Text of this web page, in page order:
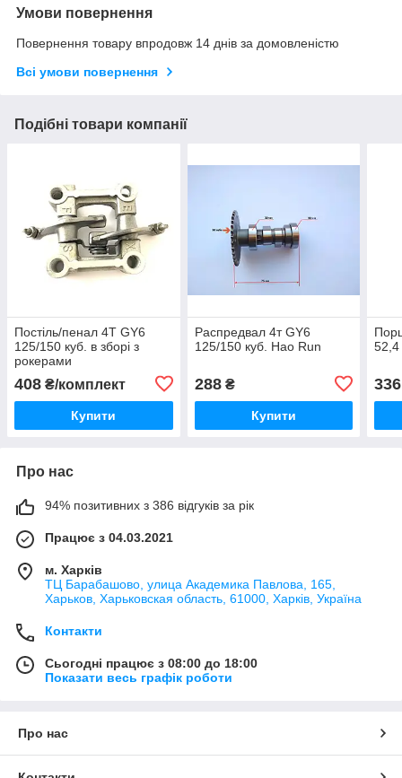
Умови повернення
Повернення товару впродовж 14 днів за домовленістю
Всі умови повернення
Подібні товари компанії
Постіль/пенал 4T GY6
125/150 куб. в зборі з
рокерами
408 ₴/комплект
Купити
Распредвал 4т GY6
125/150 куб. Hao Run
288₴
Купити
336
Про нас
94% позитивних з 386 відгуків за рік
Працює з 04.03.2021
м. Харків
ТЦ Барабашово, улица Академика Павлова, 165,
Харьков, Харьковская область, 61000, Харків, Україна
Контакти
Сьогодні працює з 08:00 до 18:00
Показати весь графік роботи
Про нас